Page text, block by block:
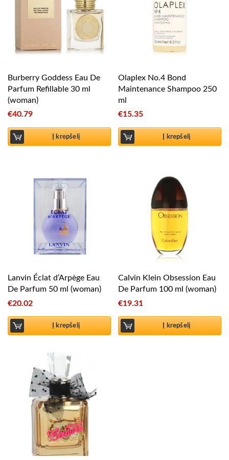
Burberry Goddess Eau De
Parfum Refillable 30 ml
(woman)
€40.79
Į krepšelį
Olaplex No.4 Bond
Maintenance Shampoo 250
ml
€15.35
Į krepšelį
Lanvin Éclat d’Arpège Eau
De Parfum 50 ml (woman)
€20.02
Į krepšelį
Calvin Klein Obsession Eau
De Parfum 100 ml (woman)
€19.31
Į krepšelį